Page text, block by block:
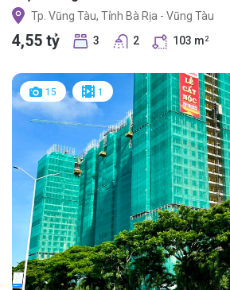
Tp. Vũng Tàu, Tỉnh Bà Rịa - Vũng Tàu
4,55 tỷ 3 2 103 m 2
15 1